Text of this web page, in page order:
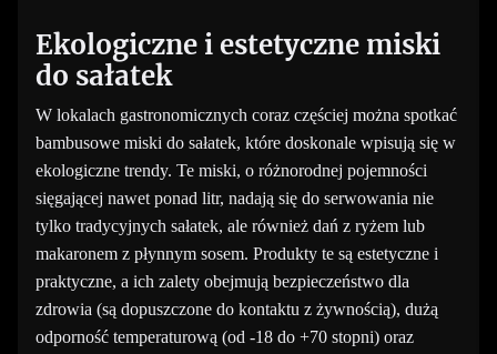
Ekologiczne i estetyczne miski
do sałatek
W lokalach gastronomicznych coraz częściej można spotkać
bambusowe miski do sałatek, które doskonale wpisują się w
ekologiczne trendy. Te miski, o różnorodnej pojemności
sięgającej nawet ponad litr, nadają się do serwowania nie
tylko tradycyjnych sałatek, ale również dań z ryżem lub
makaronem z płynnym sosem. Produkty te są estetyczne i
praktyczne, a ich zalety obejmują bezpieczeństwo dla
zdrowia (są dopuszczone do kontaktu z żywnością), dużą
odporność temperaturową (od -18 do +70 stopni) oraz